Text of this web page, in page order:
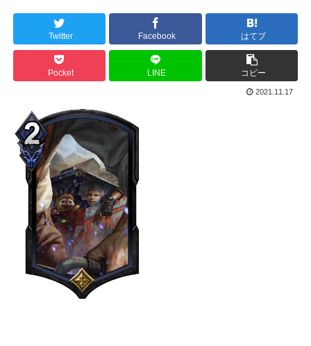
Twitter Facebook はてブ
Pocket LINE コピー
2021.11.17